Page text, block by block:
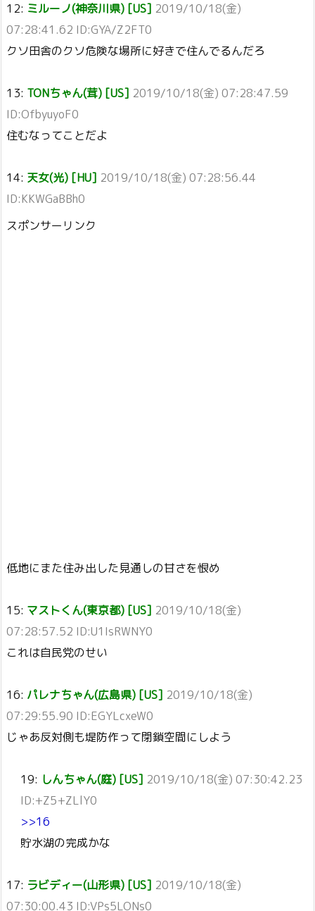
12: ミルーノ(神奈川県) [US] 2019/10/18(金)
07:28:41.62 ID:GYA/Z2FT0
クソ田舎のクソ危険な場所に好きで住んでるんだろ
13: TONちゃん(茸) [US] 2019/10/18(金) 07:28:47.59
ID:OfbyuyoF0
住むなってことだよ
14: 天女(光) [HU] 2019/10/18(金) 07:28:56.44
ID:KKWGaBBh0
スポンサーリンク
低地にまた住み出した見通しの甘さを恨め
15: マストくん(東京都) [US] 2019/10/18(金)
07:28:57.52 ID:U1IsRWNY0
これは自民党のせい
16: パレナちゃん(広島県) [US] 2019/10/18(金)
07:29:55.90 ID:EGYLcxeW0
じゃあ反対側も堤防作って閉鎖空間にしよう
19: しんちゃん(庭) [US] 2019/10/18(金) 07:30:42.23
ID:+Z5+ZLlY0
>>16
貯水湖の完成かな
17: ラビディー(山形県) [US] 2019/10/18(金)
07:30:00.43 ID:VPs5LONs0